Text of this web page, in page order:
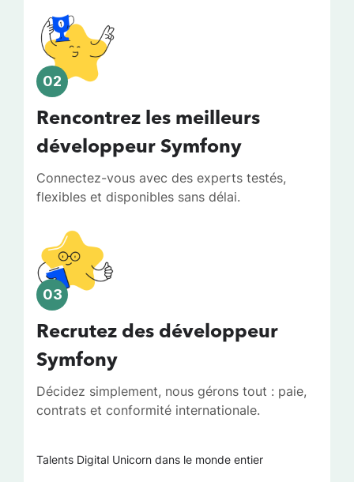
02
Rencontrez les meilleurs
développeur Symfony
Connectez-vous avec des experts testés,
flexibles et disponibles sans délai.
03
Recrutez des développeur
Symfony
Décidez simplement, nous gérons tout : paie,
contrats et conformité internationale.
Talents Digital Unicorn dans le monde entier